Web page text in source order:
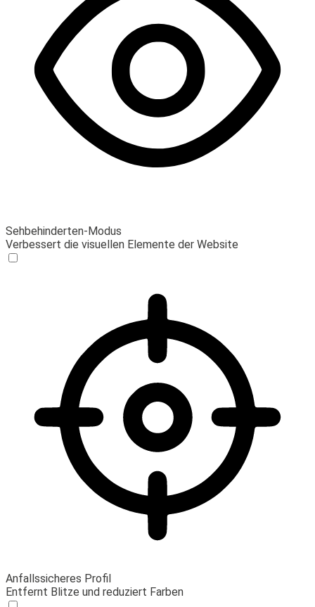
Sehbehinderten-Modus
Verbessert die visuellen Elemente der Website
Anfallssicheres Profil
Entfernt Blitze und reduziert Farben